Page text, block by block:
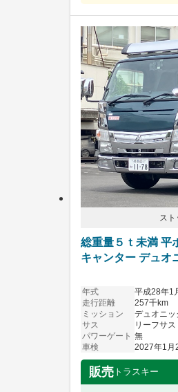
ス
総重量５ｔ未満 平
キャンター デュオ
年式
平成28年1
走行距離
257千km
ミッション
デュオニッ
サス
リーフサス
パワーゲート 無
車検
2027年1月
販売 トラスキー